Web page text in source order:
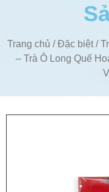
Trang chủ /Đặc biệt/
– Trà Ô Long Quế